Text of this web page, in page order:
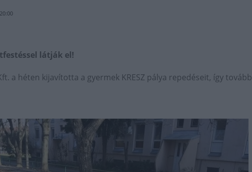
látják el!
a héten kijavította a gyermek KRESZ pálya repedéseit, így tovább